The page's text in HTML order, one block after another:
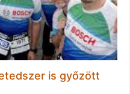
is győzött